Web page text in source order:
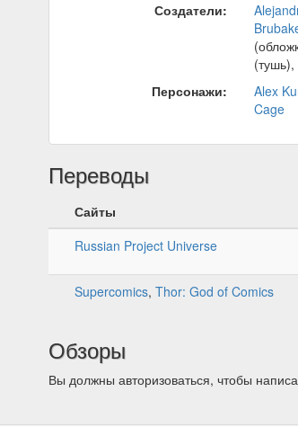
Создатели:
(тушь),
Персонажи:
Alex
Cage
Переводы
Сайты
Russian Project Universe
Supercomics, Thor: God of Comics
Обзоры
Вы должны авторизоваться, чтобы